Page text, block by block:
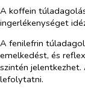
A koffein
ingerlékenységet
A fenilefrin
emelkedést, és
szintén
lefolytatni.